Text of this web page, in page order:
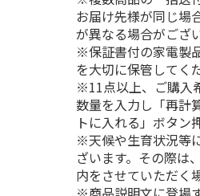
お届け先様が同じ場
が異なる場合がござ
※保証書付の家電製
を大切に保管してく
※11点以上、ご購入
数量を入力し「再計
トに入れる」ボタン
※天候や生育状況等
ざいます。その際は
内をさせていただく